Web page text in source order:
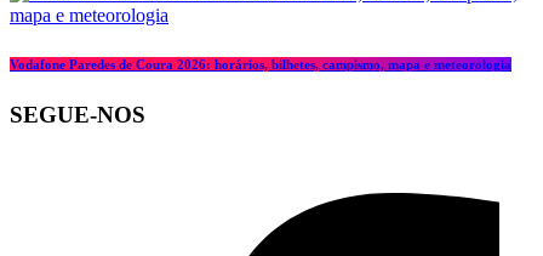
Vodafone Paredes de Coura 2026: horários, bilhetes, campismo, mapa e meteorologia
SEGUE-NOS